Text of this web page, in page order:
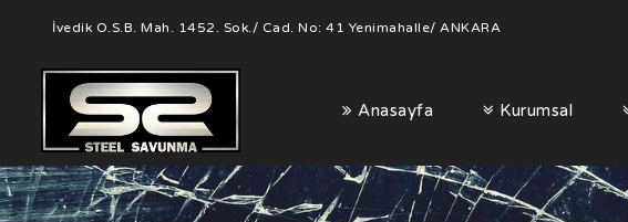
İvedik O.S.B. Mah. 1452. Sok./ Cad. No: 41 Yenimahalle/ ANKARA
Anasayfa Kurumsal